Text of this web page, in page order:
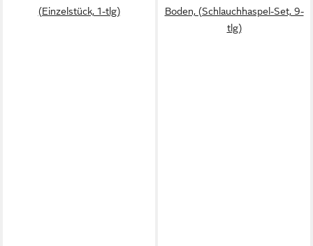
(Einzelstück, 1-tlg)
Boden, (Schlauchhaspel-Set, 9-
tlg)